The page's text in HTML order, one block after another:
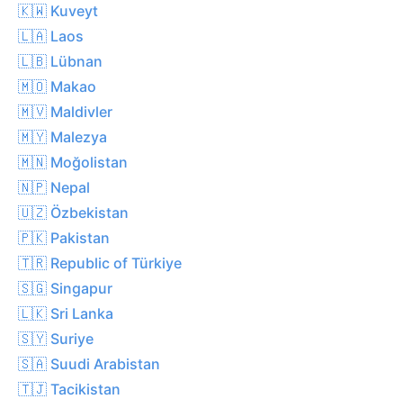
🇰🇼 Kuveyt
🇱🇦 Laos
🇱🇧 Lübnan
🇲🇴 Makao
🇲🇻 Maldivler
🇲🇾 Malezya
🇲🇳 Moğolistan
🇳🇵 Nepal
🇺🇿 Özbekistan
🇵🇰 Pakistan
🇹🇷 Republic of Türkiye
🇸🇬 Singapur
🇱🇰 Sri Lanka
🇸🇾 Suriye
🇸🇦 Suudi Arabistan
🇹🇯 Tacikistan